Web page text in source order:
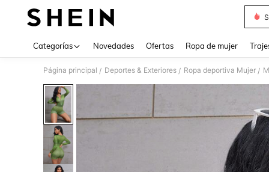
Categorías Novedades Ofertas Ropa de mujer
Página principal / Deportes & Exteriores / Ropa deportiva Mujer /